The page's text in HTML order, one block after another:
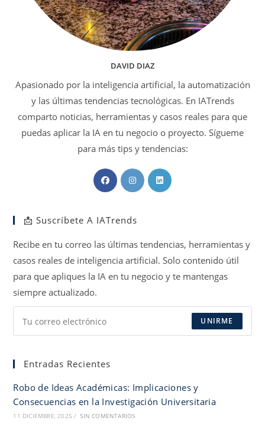
DAVID DIAZ
Apasionado por la inteligencia artificial, la automatización
y las últimas tendencias tecnológicas. En IATrends
comparto noticias, herramientas y casos reales para que
puedas aplicar la IA en tu negocio o proyecto. Sígueme
para más tips y tendencias:
Se
abre
una
pestaña
Se
abre
pestaña
Se
pestaña
📩 Suscríbete A IATrends
Recibe en tu correo las últimas tendencias, herramientas y
casos reales de inteligencia artificial. Solo contenido útil
para que apliques la IA en tu negocio y te mantengas
siempre actualizado.
UNIRME
Entradas Recientes
Robo de Ideas Académicas: Implicaciones y
Consecuencias en la Investigación Universitaria
11 DICIEMBRE, 2025 / SIN COMENTARIOS